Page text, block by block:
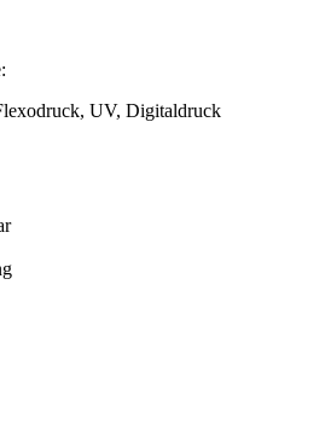
UV, Digitaldruck